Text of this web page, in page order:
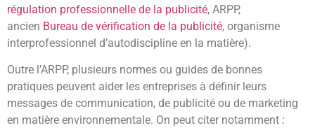
régulation professionnelle de la publicité, ARPP,
ancien Bureau de vérification de la publicité, organisme
interprofessionnel d’autodiscipline en la matière).
Outre l’ARPP, plusieurs normes ou guides de bonnes
pratiques peuvent aider les entreprises à définir leurs
messages de communication, de publicité ou de marketing
en matière environnementale. On peut citer notamment :